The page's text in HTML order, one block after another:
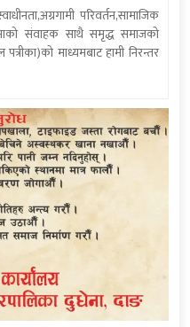
परिवर्तन,सामाजिक
संवाहक साथै समृद्ध समाजको
माध्यमबाट हामी निरन्तर